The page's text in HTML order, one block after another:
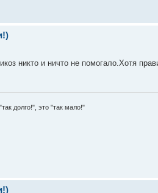
никто и ничто не помогало.Хотя
долго!", это "так мало!"